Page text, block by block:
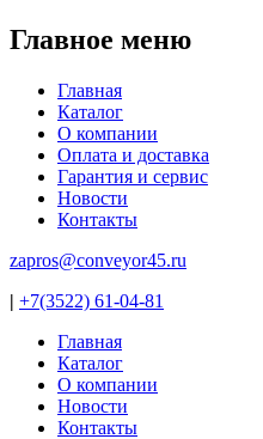
Jump to navigation
Главное меню
Главная
Каталог
О компании
Оплата и доставка
Гарантия и сервис
Новости
Контакты
zapros@conveyor45.ru
| +7(3522) 61-04-81
Главная
Каталог
О компании
Новости
Контакты